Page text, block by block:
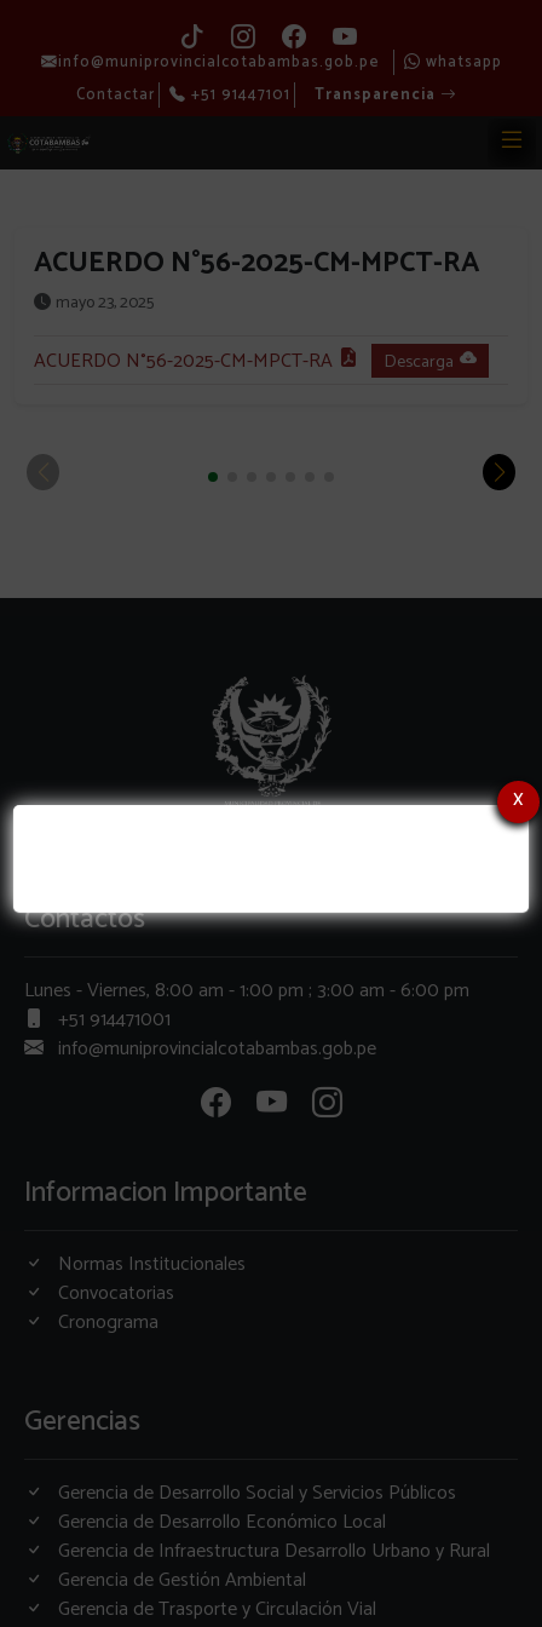
info@muniprovincialcotabambas.gob.pe
whatsapp
Contactar
+51 91447101 Transparencia
ACUERDO N°56-2025-CM-MPCT-RA
mayo 23, 2025
ACUERDO N°56-2025-CM-MPCT-RA Descarga
x
Contactos
Lunes - Viernes, 8:00 am - 1:00 pm ; 3:00 am - 6:00 pm
+51 914471001
info@muniprovincialcotabambas.gob.pe
Informacion Importante
Normas Institucionales
Convocatorias
Cronograma
Gerencias
Gerencia de Desarrollo Social y Servicios Públicos
Gerencia de Desarrollo Económico Local
Gerencia de Infraestructura Desarrollo Urbano y Rural
Gerencia de Gestión Ambiental
Gerencia de Trasporte y Circulación Vial